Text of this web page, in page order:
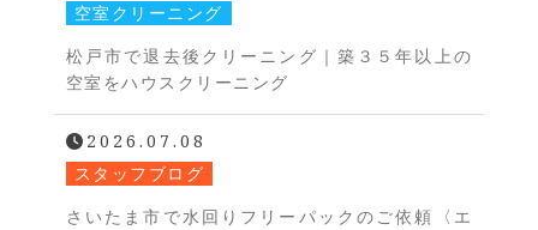
空室クリーニング
松戸市で退去後クリーニング｜築３５年以上の
空室をハウスクリーニング
2026.07.08
スタッフブログ
さいたま市で水回りフリーパックのご依頼〈エ